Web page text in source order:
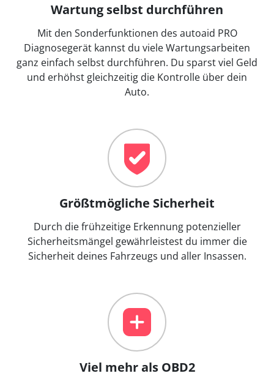
Wartung selbst durchführen
Mit den Sonderfunktionen des autoaid PRO
Diagnosegerät kannst du viele Wartungsarbeiten
ganz einfach selbst durchführen. Du sparst viel Geld
und erhöhst gleichzeitig die Kontrolle über dein
Auto.
Größtmögliche Sicherheit
Durch die frühzeitige Erkennung potenzieller
Sicherheitsmängel gewährleistest du immer die
Sicherheit deines Fahrzeugs und aller Insassen.
Viel mehr als OBD2